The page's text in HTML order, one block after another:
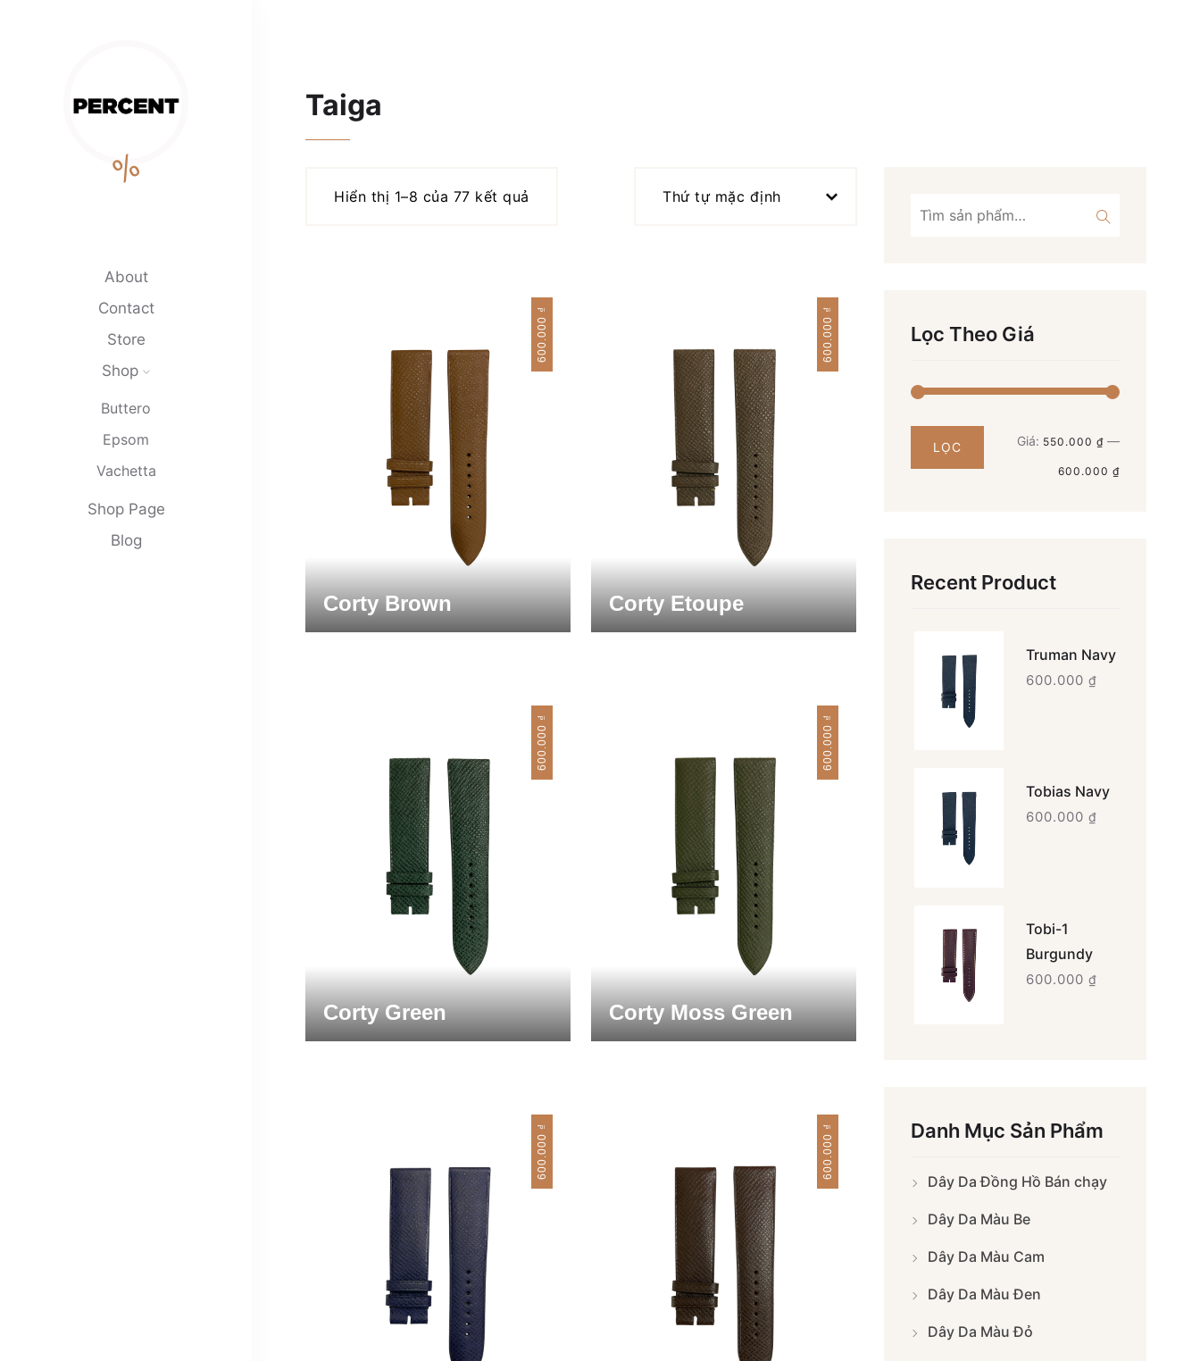
%
About
Contact
Store
Shop
Buttero
Epsom
Vachetta
Clemence
Nappa
Shop Page
Blog
Taiga
Hiển thị 1–8 của 77 kết quả
600.000
₫
Corty Brown
600.000
₫
Corty Etoupe
600.000
₫
Corty Green
600.000
₫
Corty Moss Green
600.000
₫
600.000
₫
Tìm
Lọc Theo Giá
Giá
thấp
Giá
cao
LỌC Giá: 550.000 ₫—
600.000 ₫
Recent Product
Truman Navy
600.000₫
Tobias Navy
600.000₫
Tobi-1
Burgundy
600.000₫
Danh Mục Sản Phẩm
Dây Da Đồng Hồ Bán chạy
Dây Da Màu Be
Dây Da Màu Cam
Dây Da Màu Đen
Dây Da Màu Đỏ